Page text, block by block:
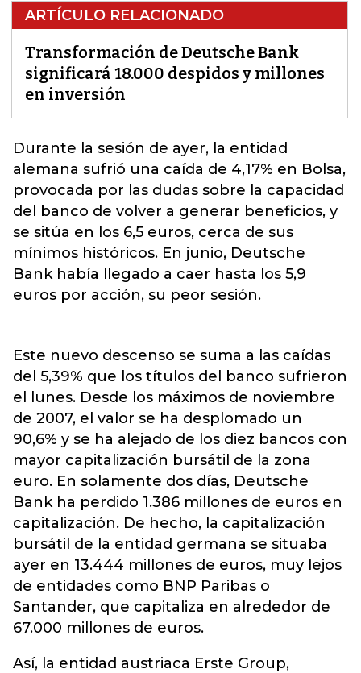
ARTÍCULO RELACIONADO
Transformación de Deutsche Bank
significará 18.000 despidos y millones
en inversión
Durante la sesión de ayer, la entidad
alemana sufrió una caída de 4,17% en Bolsa,
provocada por las dudas sobre la capacidad
del banco de volver a generar beneficios, y
se sitúa en los 6,5 euros, cerca de sus
mínimos históricos. En junio, Deutsche
Bankhabía llegado a caer hasta los 5,9
euros por acción, su peor sesión.
Este nuevo descenso se suma a las caídas
del 5,39% que los títulos del banco sufrieron
el lunes. Desde los máximos de noviembre
de 2007, el valor se ha desplomado un
90,6% y se ha alejado de los diez bancos con
mayor capitalización bursátil de la zona
euro. En solamente dos días, Deutsche
Bank ha perdido 1.386 millones de euros en
capitalización. De hecho, la capitalización
bursátil de la entidad germana se situaba
ayer en 13.444 millones de euros, muy lejos
de entidades como BNP Paribas o
Santander, que capitaliza en alrededor de
67.000 millones de euros.
Así, la entidad austriaca Erste Group,